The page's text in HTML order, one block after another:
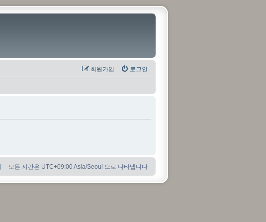
로그인
회원가입
모든 시간은 UTC+09:00 Asia/Seoul 으로 나타냅니다